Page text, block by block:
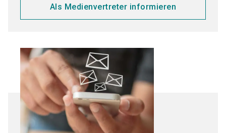
Als Medienvertreter informieren